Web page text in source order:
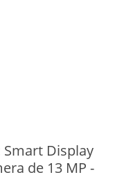
Smart Display
de 13 MP -